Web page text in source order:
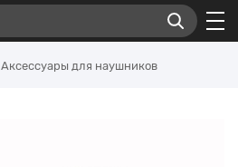
Аксессуары для наушников